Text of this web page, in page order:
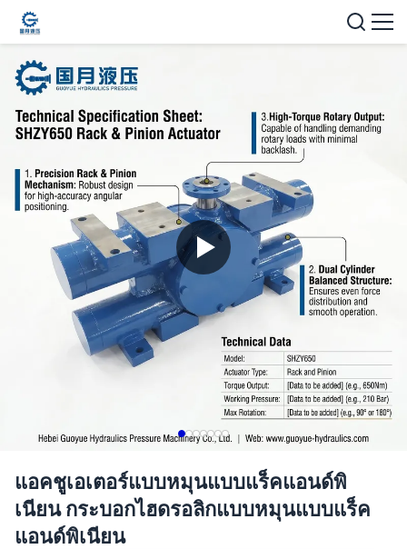
แอคชูเอเตอร์แบบหมุนแบบแร็คแอนด์พิ
เนียน กระบอกไฮดรอลิกแบบหมุนแบบแร็ค
แอนด์พิเนียน